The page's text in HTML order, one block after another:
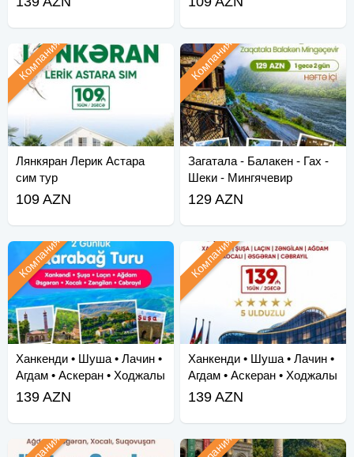
Лянкяран Лерик Астара
сим тур
Компания
109 AZN
Загатала - Балакен - Гах -
Шеки - Мингячевир
Компания
129 AZN
Ханкенди • Шуша • Лачин •
Агдам • Аскеран • Ходжалы
• Зангила
Компания
139 AZN
Ханкенди • Шуша • Лачин •
Агдам • Аскеран • Ходжалы
• За
Компания
139 AZN